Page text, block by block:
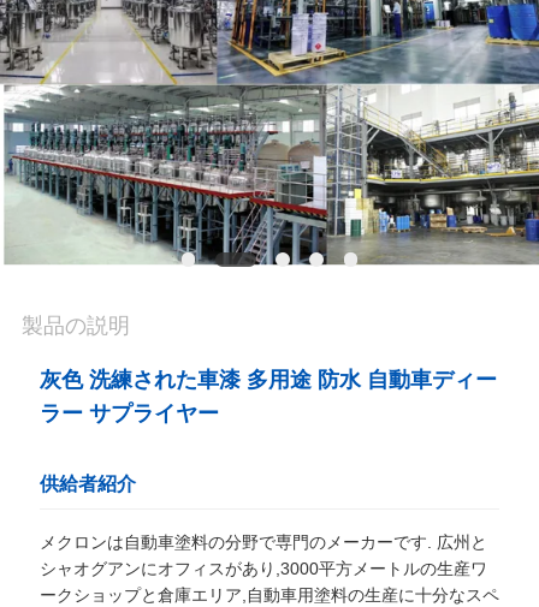
理
お
問
製品の説明
灰色 洗練された車漆 多用途 防水 自動車ディー
ラー サプライヤー
供給者紹介
メクロンは自動車塗料の分野で専門のメーカーです. 広州と
シャオグアンにオフィスがあり,3000平方メートルの生産ワ
ークショップと倉庫エリア,自動車用塗料の生産に十分なスペ